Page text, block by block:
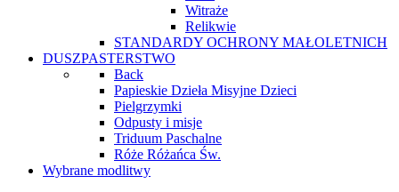
Witraże
Relikwie
STANDARDY OCHRONY MAŁOLETNICH
DUSZPASTERSTWO
Back
Papieskie Dzieła Misyjne Dzieci
Pielgrzymki
Odpusty i misje
Triduum Paschalne
Róże Różańca Św.
Wybrane modlitwy